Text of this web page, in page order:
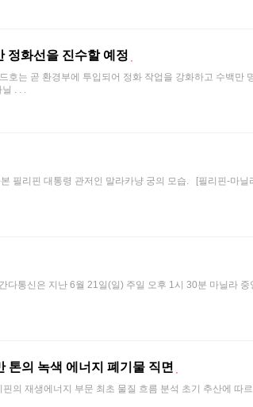
정화선을 진수할 예정
는 곧 환경부에 투입되어 정화 작업을 강화하고 수백만
. . .
필리핀 대통령 관저인 말라카냥 궁의 모습. [필리핀-마닐
통신은 지난 6월 21일(일) 주일 오후 1시 30분 마닐라 중
톤의 녹색 에너지 폐기물 직면
재생에너지 부문 최초 물질 흐름 분석 초기 추산에 따